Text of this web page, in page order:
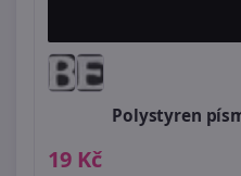
Polystyren
19 Kč